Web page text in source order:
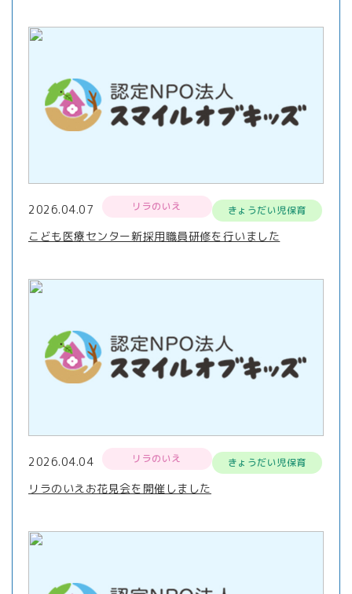
2026.04.07 リラのいえ きょうだい児保育
こども医療センター新採用職員研修を行いました
2026.04.04 リラのいえ きょうだい児保育
リラのいえお花見会を開催しました